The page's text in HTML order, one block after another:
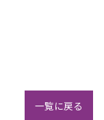
一覧に戻る